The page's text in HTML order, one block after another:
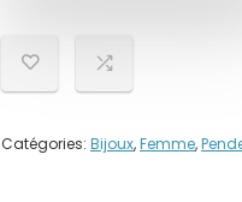
Catégories: Bijoux,Femme,